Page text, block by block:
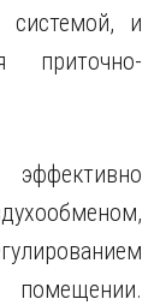
системой, и
приточно-
эффективно